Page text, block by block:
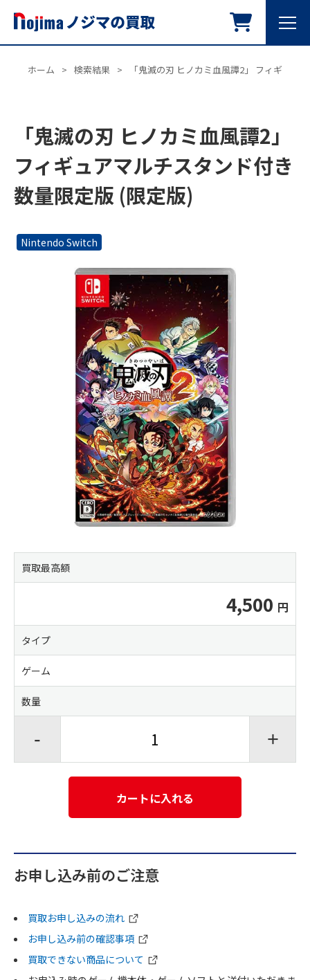
ホーム > 検索結果 > 「鬼滅の刃 ヒノカミ血風譚2」 フィギュア
「鬼滅の刃 ヒノカミ血風譚2」
フィギュアマルチスタンド付き
数量限定版 (限定版)
Nintendo Switch
買取最高額
4,500
タイプ
ゲーム
数量
- +
カートに入れる
お申し込み前のご注意
買取お申し込みの流れ
お申し込み前の確認事項
買取できない商品について